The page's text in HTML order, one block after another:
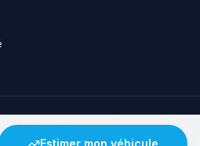
CapCar, Agent formateur· ©
droits réservés
Estimer mon véhicule